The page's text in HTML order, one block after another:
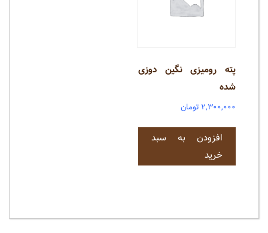
پته رومیزی نگین دوزی
شده
۲,۳۰۰,۰۰۰ تومان
افزودن به سبد
خرید